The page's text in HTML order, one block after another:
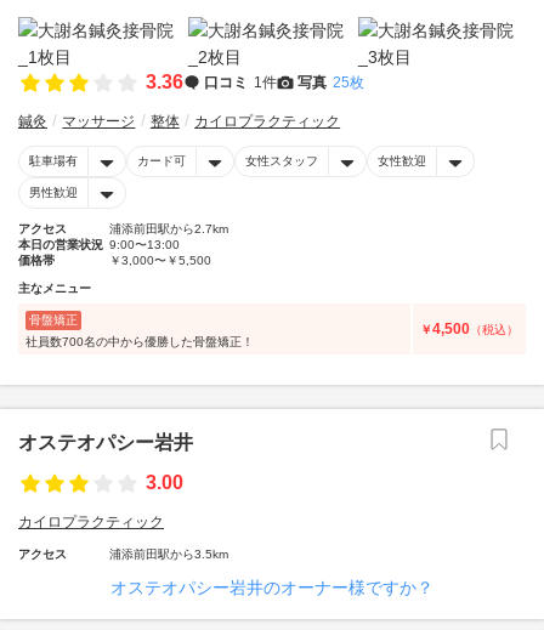
3.36 口コミ 1件 写真 25枚
鍼灸 マッサージ 整体 カイロプラクティック
駐車場有 カード可 女性スタッフ 女性歓迎
男性歓迎
アクセス
浦添前田駅から2.7km
本日の営業状況 9:00〜13:00
価格帯
￥3,000〜￥5,500
主なメニュー
骨盤矯正
社員数700名の中から優勝した骨盤矯正！
￥4,500 （税込）
オステオパシー岩井
3.00
カイロプラクティック
アクセス 浦添前田駅から3.5km
オステオパシー岩井のオーナー様ですか？